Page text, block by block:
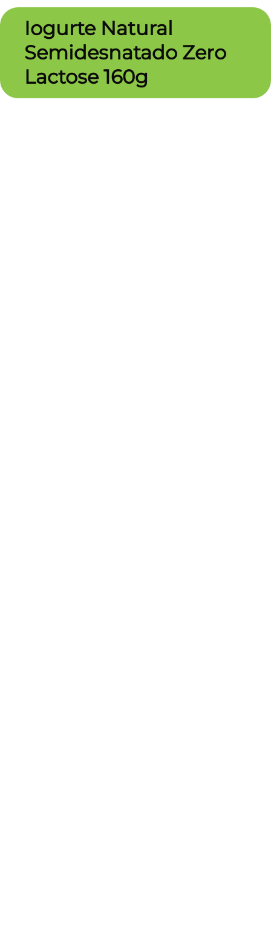
Iogurte Natural
Semidesnatado Zero
Lactose 160g